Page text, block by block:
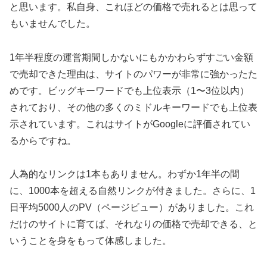
と思います。私自身、これほどの価格で売れるとは思って
もいませんでした。
1年半程度の運営期間しかないにもかかわらずすごい金額
で売却できた理由は、サイトのパワーが非常に強かったた
めです。ビッグキーワードでも上位表示（1〜3位以内）
されており、その他の多くのミドルキーワードでも上位表
示されています。これはサイトがGoogleに評価されてい
るからですね。
人為的なリンクは1本もありません。わずか1年半の間
に、1000本を超える自然リンクが付きました。さらに、1
日平均5000人のPV（ページビュー）がありました。これ
だけのサイトに育てば、それなりの価格で売却できる、と
いうことを身をもって体感しました。